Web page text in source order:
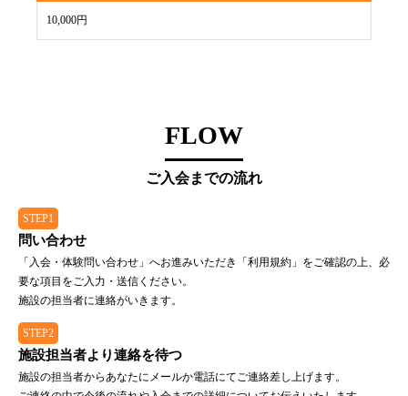
10,000円
FLOW
ご入会までの流れ
STEP1
問い合わせ
「入会・体験問い合わせ」へお進みいただき「利用規約」をご確認の上、必
要な項目をご入力・送信ください。
施設の担当者に連絡がいきます。
STEP2
施設担当者より連絡を待つ
施設の担当者からあなたにメールか電話にてご連絡差し上げます。